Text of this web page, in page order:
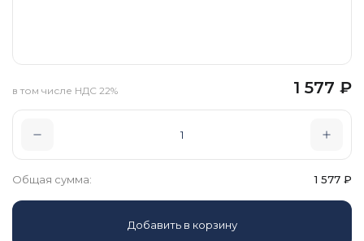
1 577 ₽
в том числе НДС 22%
Общая сумма: 1 577 ₽
Добавить в корзину